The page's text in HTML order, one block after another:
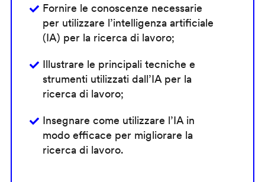
Fornire le conoscenze necessarie
per utilizzare l’intelligenza artificiale
(IA) per la ricerca di lavoro;
Illustrare le principali tecniche e
strumenti utilizzati dall’IA per la
ricerca di lavoro;
Insegnare come utilizzare l’IA in
modo efficace per migliorare la
ricerca di lavoro.